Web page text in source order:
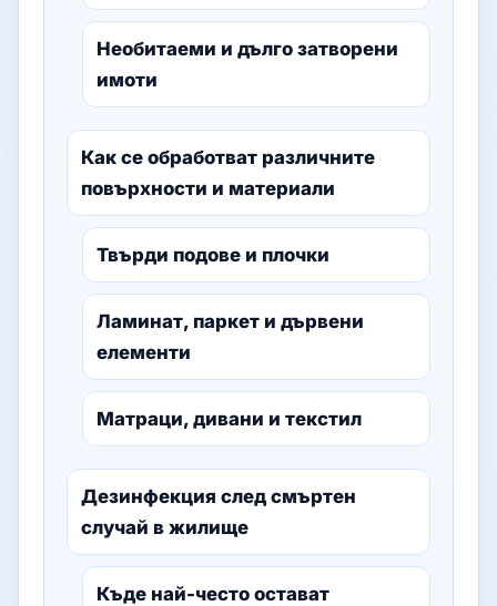
Необитаеми и дълго затворени
имоти
Как се обработват различните
повърхности и материали
Твърди подове и плочки
Ламинат, паркет и дървени
елементи
Матраци, дивани и текстил
Дезинфекция след смъртен
случай в жилище
Къде най-често остават